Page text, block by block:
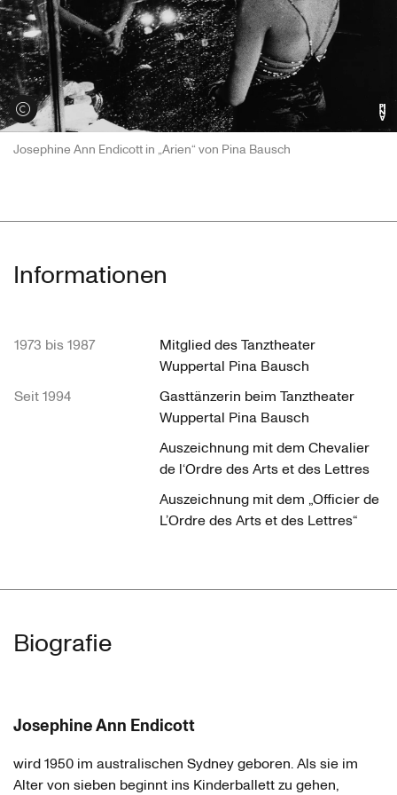
Credits öffnen
Josephine Ann Endicott in „Arien“ von Pina Bausch
Informationen
1973 bis 1987
Mitglied des Tanztheater
Wuppertal Pina Bausch
Seit 1994
Gasttänzerin beim Tanztheater
Wuppertal Pina Bausch
Auszeichnung mit dem Chevalier
de l‘Ordre des Arts et des Lettres
Auszeichnung mit dem „Officier de
L’Ordre des Arts et des Lettres“
Biografie
Josephine Ann Endicott
wird 1950 im australischen Sydney geboren. Als sie im
Alter von sieben beginnt ins Kinderballett zu gehen,